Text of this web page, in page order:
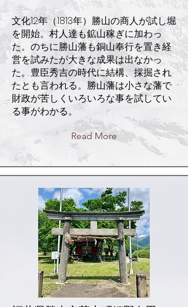
文化12年（1813年）勝山の商人が試し堀
を開始。村人達も鉱山稼ぎに加わっ
た。のちに勝山藩も銅山奉行を置き経
営を試みたが大きな成果は出なかっ
た。豊臣秀吉の時代に結構、採掘され
たとも言われる。勝山藩は小さな藩で
財政が苦しくいろいろな事を試してい
る事がわかる。
Read More